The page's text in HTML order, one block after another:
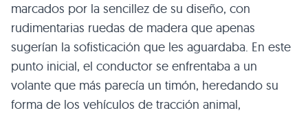
marcados por la sencillez de su diseño, con
rudimentarias ruedas de madera que apenas
sugerían la sofisticación que les aguardaba. En este
punto inicial, el conductor se enfrentaba a un
volante que más parecía un timón, heredando su
forma de los vehículos de tracción animal,